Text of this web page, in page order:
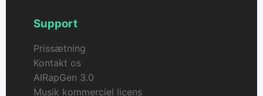
Support
Prissætning
Kontakt os
AIRapGen 3.0
Musik kommerciel licens